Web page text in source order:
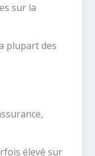
sur la
plupart des
élevé sur